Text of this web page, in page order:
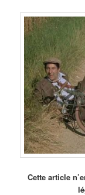
Cette article